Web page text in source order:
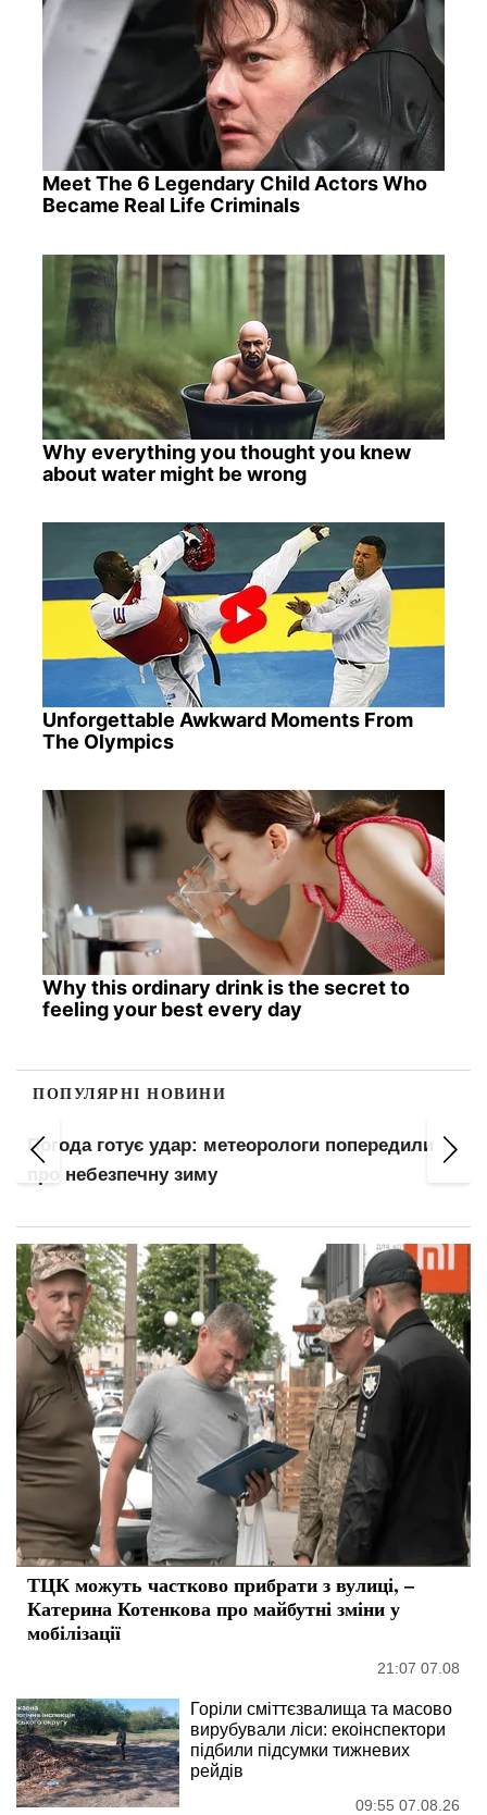
Meet The 6 Legendary Child Actors Who
Became Real Life Criminals
Why everything you thought you knew
about water might be wrong
Unforgettable Awkward Moments From
The Olympics
Why this ordinary drink is the secret to
feeling your best every day
ПОПУЛЯРНІ НОВИНИ
Понад 8,4 млн українців уже за кордоном:
названо реальну кількість тих, хто залишився
ТЦК можуть частково прибрати з вулиці, –
Катерина Котенкова про майбутні зміни у
мобілізації
21:07 07.08
Горіли сміттєзвалища та масово
вирубували ліси: екоінспектори
підбили підсумки тижневих
рейдів
09:55 07.08.26